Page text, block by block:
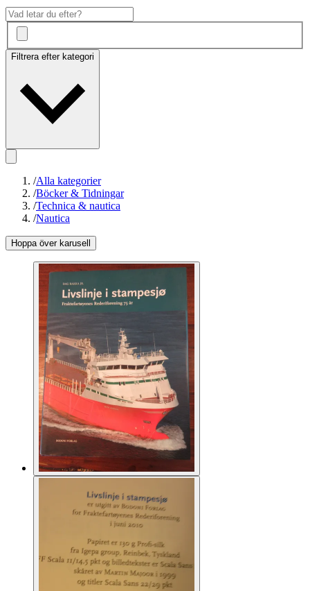
Filtrera efter kategori
/Alla kategorier
/Böcker & Tidningar
/Technica & nautica
/Nautica
Hoppa över karusell